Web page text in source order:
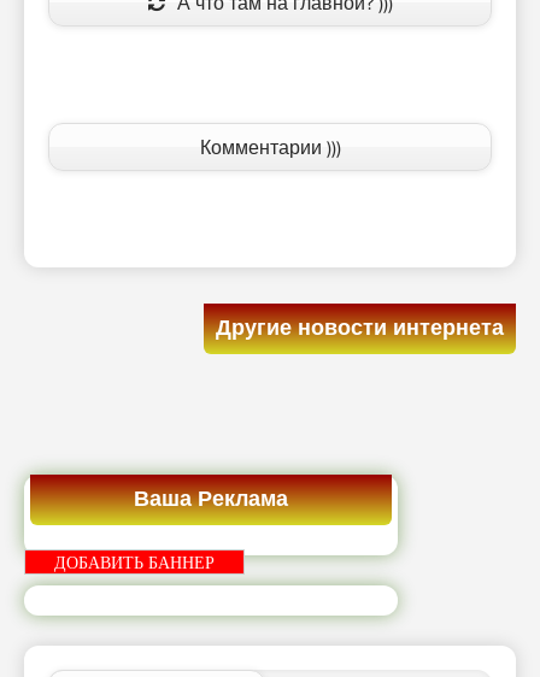
Комментарии )))
Другие новости интернета
Ваша Реклама
ДОБАВИТЬ БАННЕР